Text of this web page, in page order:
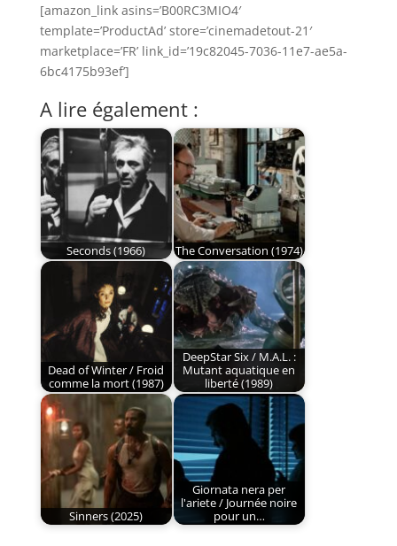
[amazon_link asins=’B00RC3MIO4′
template=’ProductAd’ store=’cinemadetout-21′
marketplace=’FR’ link_id=’19c82045-7036-11e7-ae5a-
6bc4175b93ef’]
A lire également :
Seconds (1966) The Conversation (1974)
Dead of Winter / Froid
comme la mort (1987)
DeepStar Six / M.A.L. :
Mutant aquatique en
liberté (1989)
Sinners (2025)
Giornata nera per
l'ariete / Journée noire
pour un…